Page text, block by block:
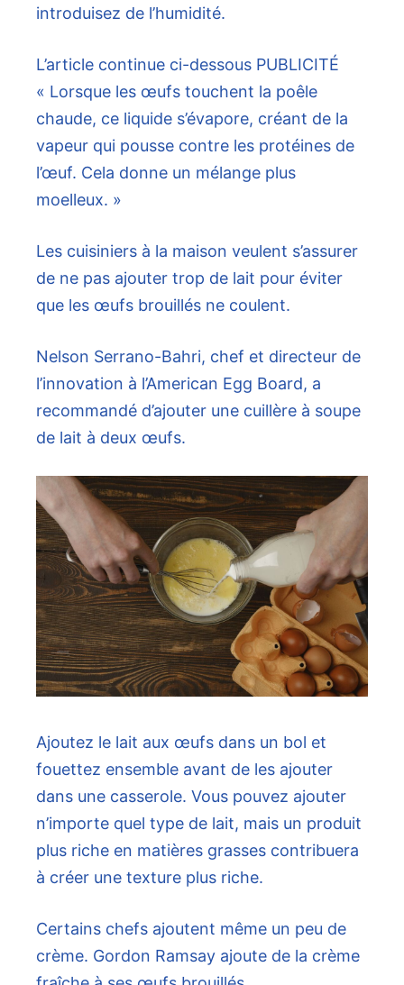
introduisez de l’humidité.
L’article continue ci-dessous PUBLICITÉ
« Lorsque les œufs touchent la poêle
chaude, ce liquide s’évapore, créant de la
vapeur qui pousse contre les protéines de
l’œuf. Cela donne un mélange plus
moelleux. »
Les cuisiniers à la maison veulent s’assurer
de ne pas ajouter trop de lait pour éviter
que les œufs brouillés ne coulent.
Nelson Serrano-Bahri, chef et directeur de
l’innovation à l’American Egg Board, a
recommandé d’ajouter une cuillère à soupe
de lait à deux œufs.
Ajoutez le lait aux œufs dans un bol et
fouettez ensemble avant de les ajouter
dans une casserole. Vous pouvez ajouter
n’importe quel type de lait, mais un produit
plus riche en matières grasses contribuera
à créer une texture plus riche.
Certains chefs ajoutent même un peu de
crème. Gordon Ramsay ajoute de la crème